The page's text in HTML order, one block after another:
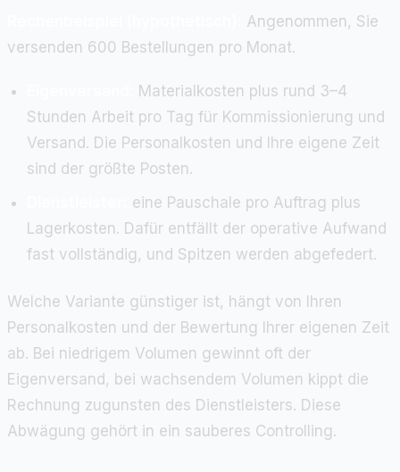
Angenommen, Sie
versenden 600 Bestellungen pro Monat.
Materialkosten plus rund 3–4
Stunden Arbeit pro Tag für Kommissionierung und
Versand. Die Personalkosten und Ihre eigene Zeit
sind der größte Posten.
eine Pauschale pro Auftrag plus
Lagerkosten. Dafür entfällt der operative Aufwand
fast vollständig, und Spitzen werden abgefedert.
Welche Variante günstiger ist, hängt von Ihren
Personalkosten und der Bewertung Ihrer eigenen Zeit
ab. Bei niedrigem Volumen gewinnt oft der
Eigenversand, bei wachsendem Volumen kippt die
Rechnung zugunsten des Dienstleisters. Diese
Abwägung gehört in ein sauberes Controlling.